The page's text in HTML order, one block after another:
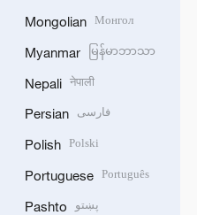
Mongolian Монгол
Myanmar မြန်မာဘာသာ
Nepali नेपाली
Persian فارسی
Polish Polski
Portuguese Português
Pashto پښتو